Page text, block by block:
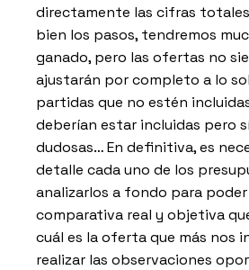
directamente las cifras
bien los pasos, tendremos
ganado, pero las ofertas no
ajustarán por completo a lo
partidas que no estén
deberían estar incluidas pero
dudosas… En definitiva, es
detalle cada uno de los
analizarlos a fondo para
comparativa real y objetiva
cuál es la oferta que más nos
realizar las observaciones